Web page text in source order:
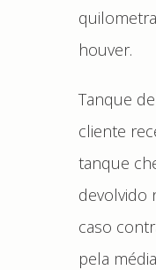
houver.
Tanque
cliente
tanque
devolvido
caso
pela